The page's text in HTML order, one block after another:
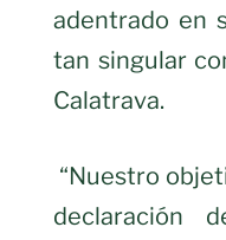
adentrado en
tan singular
Calatrava.
“Nuestro
declaración